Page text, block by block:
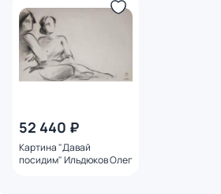
52 440 ₽
Картина "Давай
посидим" Ильдюков Олег